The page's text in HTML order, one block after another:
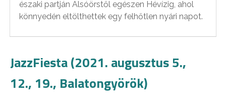
északi partján Alsóörstől egészen Hévízig, ahol
könnyedén eltölthettek egy felhőtlen nyári napot.
JazzFiesta (2021. augusztus 5.,
12., 19., Balatongyörök)